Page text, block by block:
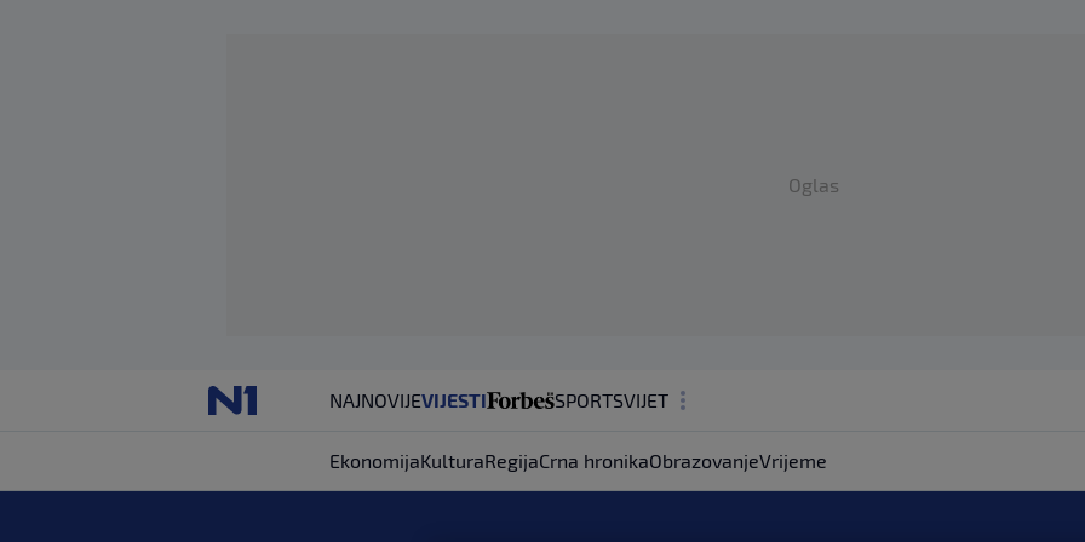
Oglas
NAJNOVIJEVIJESTI SPORTSVIJET
ZDRAVLJE
EkonomijaKulturaRegijaCrna hronikaObrazovanjeVrijeme